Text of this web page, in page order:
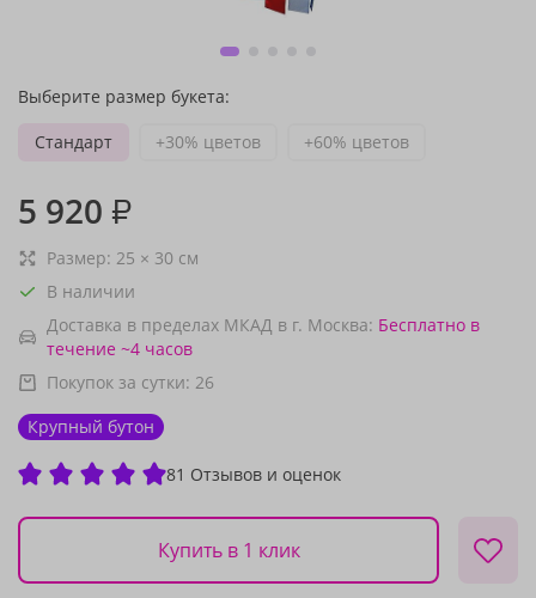
Выберите размер букета:
Стандарт
+30% цветов +60% цветов
5 920 ₽
Размер: 25 × 30 см
В наличии
Доставка в пределах МКАД в г. Москва: Бесплатно в
течение ~4 часов
Покупок за сутки: 26
Крупный бутон
81 Отзывов и оценок
Купить в 1 клик